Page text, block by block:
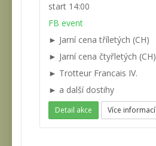
start 14:00
FB event
► Jarní cena tříletých (CH)
► Jarní cena čtyřletých (CH)
► Trotteur Francais IV.
► a další dostihy
Detail akce Více informací